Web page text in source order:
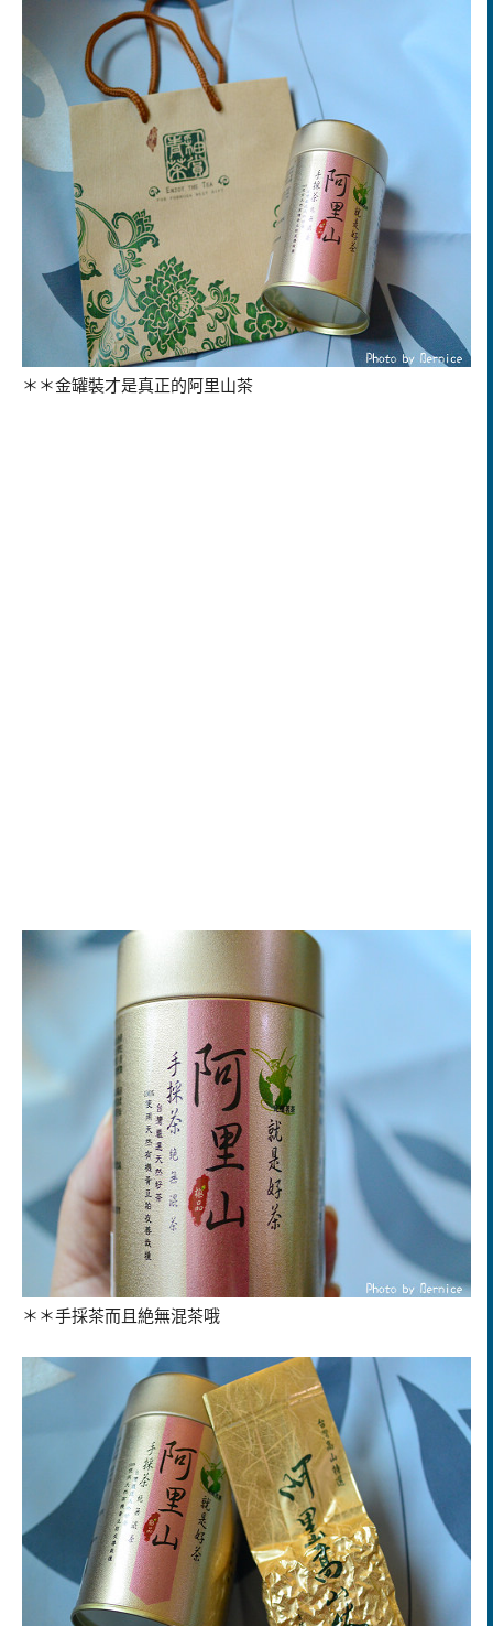
＊＊金罐裝才是真正的阿里山茶
＊＊手採茶而且絶無混茶哦